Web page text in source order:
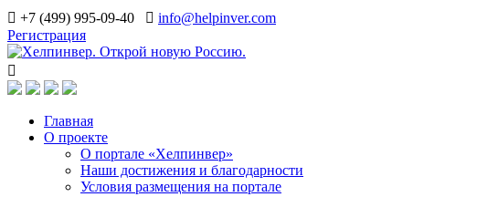
+7 (499) 995-09-40
info@helpinver.com
Регистрация
Главная
О проекте
О портале «Хелпинвер»
Наши достижения и благодарности
Условия размещения на портале